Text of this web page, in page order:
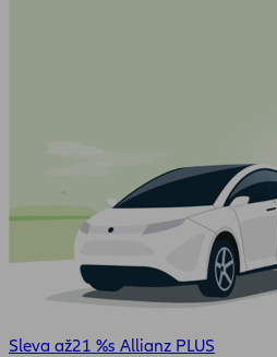
Sleva až21 %s Allianz PLUS